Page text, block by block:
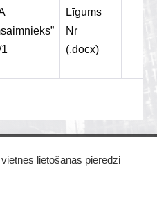
Līgums
Nr
(.docx)
politikalietošanas pieredzi